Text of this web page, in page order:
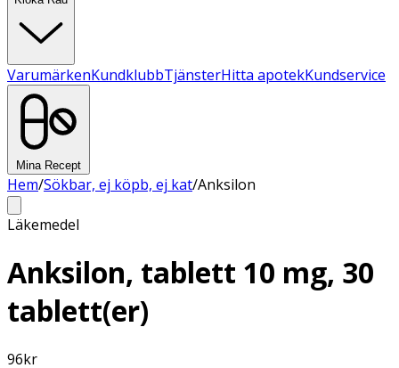
VarumärkenKundklubbTjänsterHitta apotekKundservice
Mina Recept
Hem/Sökbar, ej köpb, ej kat/Anksilon
Läkemedel
Anksilon, tablett 10 mg, 30
tablett(er)
96kr